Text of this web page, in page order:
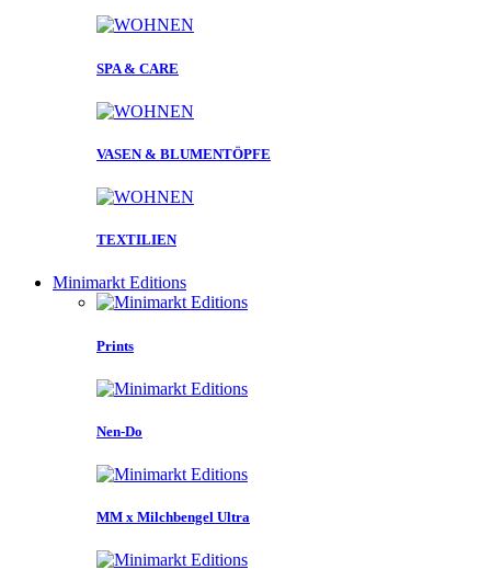
SPA & CARE
VASEN & BLUMENTÖPFE
TEXTILIEN
Minimarkt Editions
Prints
Nen-Do
MM x Milchbengel Ultra